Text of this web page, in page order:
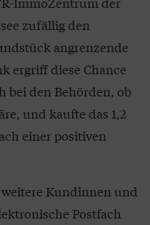
zufällig den
angrenzende
ergriff diese Chance
bei den Behörden, ob
und kaufte das 1,2
einer positiven
Kundinnen und
Postfach